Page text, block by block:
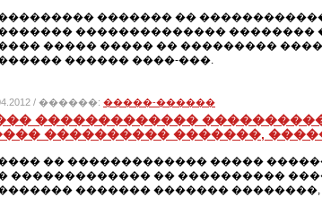
������� ��
��������������
����� ����� �� ���������
������ ����-���.
/ ������: �����-������
�������������
���������� �������,
�� ������������� �����
������������� �� ����������
������� �������